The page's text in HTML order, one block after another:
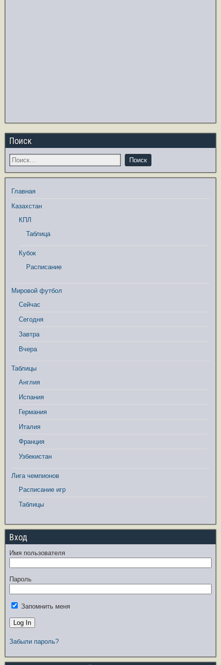
Поиск
Главная
Казахстан
КПЛ
Таблица
Кубок
Расписание
Мировой футбол
Сейчас
Сегодня
Завтра
Вчера
Таблицы
Англия
Испания
Германия
Италия
Франция
Узбекистан
Лига чемпионов
Расписание игр
Таблицы
Вход
Имя пользователя
Пароль
Запомнить меня
Забыли пароль?